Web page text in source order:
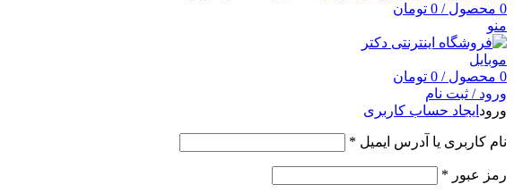
0 محصول /
0 تومان
منو
0 محصول /
0 تومان
ورود / ثبت نام
ورود ایجاد حساب کاربری
نام کاربری یا آدرس ایمیل *
رمز عبور *